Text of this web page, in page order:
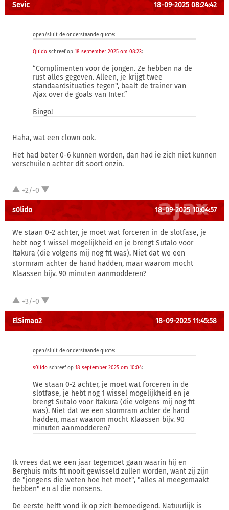
Sevic 18-09-2025 08:24:42
open/sluit de onderstaande quote:
Quido schreef op 18 september 2025 om 08:23:
“Complimenten voor de jongen. Ze hebben na de
rust alles gegeven. Alleen, je krijgt twee
standaardsituaties tegen'', baalt de trainer van
Ajax over de goals van Inter.”
Bingo!
Haha, wat een clown ook.
Het had beter 0-6 kunnen worden, dan had ie zich niet kunnen
verschuilen achter dit soort onzin.
+2/-0
s0lido 18-09-2025 10:04:57
We staan 0-2 achter, je moet wat forceren in de slotfase, je
hebt nog 1 wissel mogelijkheid en je brengt Sutalo voor
Itakura (die volgens mij nog fit was). Niet dat we een
stormram achter de hand hadden, maar waarom mocht
Klaassen bijv. 90 minuten aanmodderen?
+3/-0
ElSimao2 18-09-2025 11:45:58
open/sluit de onderstaande quote:
s0lido schreef op 18 september 2025 om 10:04:
We staan 0-2 achter, je moet wat forceren in de
slotfase, je hebt nog 1 wissel mogelijkheid en je
brengt Sutalo voor Itakura (die volgens mij nog fit
was). Niet dat we een stormram achter de hand
hadden, maar waarom mocht Klaassen bijv. 90
minuten aanmodderen?
Ik vrees dat we een jaar tegemoet gaan waarin hij en
Berghuis mits fit nooit gewisseld zullen worden, want zij zijn
de "jongens die weten hoe het moet", "alles al meegemaakt
hebben" en al die nonsens.
De eerste helft vond ik op zich bemoedigend. Natuurlijk is